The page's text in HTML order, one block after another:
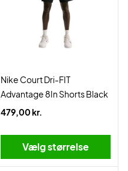
Nike Court Dri-FIT
Advantage 8In Shorts Black
479,00 kr.
Vælg størrelse